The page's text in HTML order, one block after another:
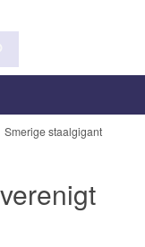
Smerige staalgigant